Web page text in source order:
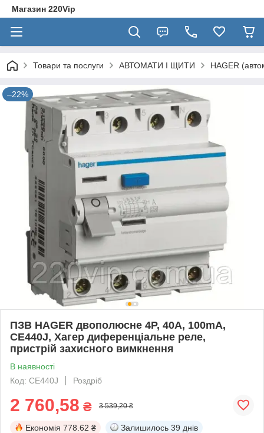
Магазин 220Vip
Товари та послуги АВТОМАТИ І ЩИТИ HAGER
–22%
ПЗВ HAGER двополюсне 4P, 40A, 100mA,
CE440J, Хагер диференціальне реле,
пристрій захисного вимкнення
В наявності
Код: CE440J
Роздріб
2 760,58 ₴ 3 539,20 ₴
Економія 778.62 ₴ Залишилось 39 днів